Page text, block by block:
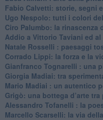
​Fabio Calvetti: storie, segni
Ugo Nespolo: tutti i colori
​Ciro Palumbo: la rinascenza
​Addio a Vittorio Taviani ed
​Natale Rosselli : paesaggi
​Corrado Lippi: la forza e la
Gianfranco Tognarelli : una
Giorgia Madiai: tra
Mario Madiai : un autentico
Grigò: una bottega d’arte
Alessandro Tofanelli : la
​Marcello Scarselli: la via